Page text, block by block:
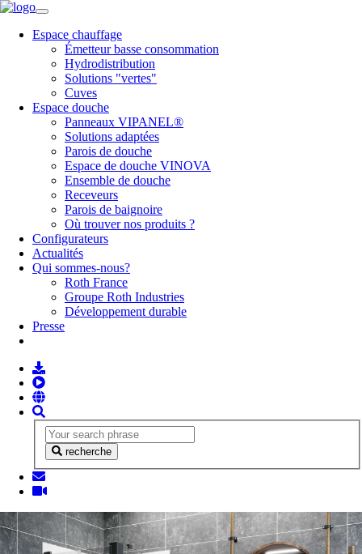
Espace chauffage
Émetteur basse consommation
Hydrodistribution
Solutions "vertes"
Cuves
Espace douche
Panneaux VIPANEL®
Solutions adaptées
Parois de douche
Espace de douche VINOVA
Ensemble de douche
Receveurs
Parois de baignoire
Où trouver nos produits ?
Configurateurs
Actualités
Qui sommes-nous?
Roth France
Groupe Roth Industries
Développement durable
Presse
recherche